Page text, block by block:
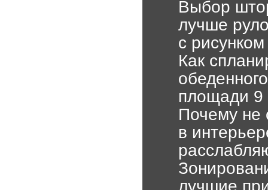
Выбор
лучше
с рисунком
Как
площади 9
Почему не
в
лучшие